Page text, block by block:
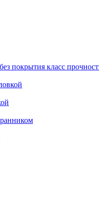
покрытия класс